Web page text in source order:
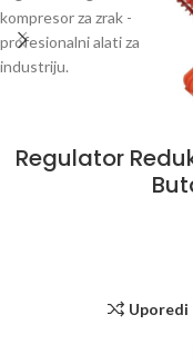
Regulator
Uporedi